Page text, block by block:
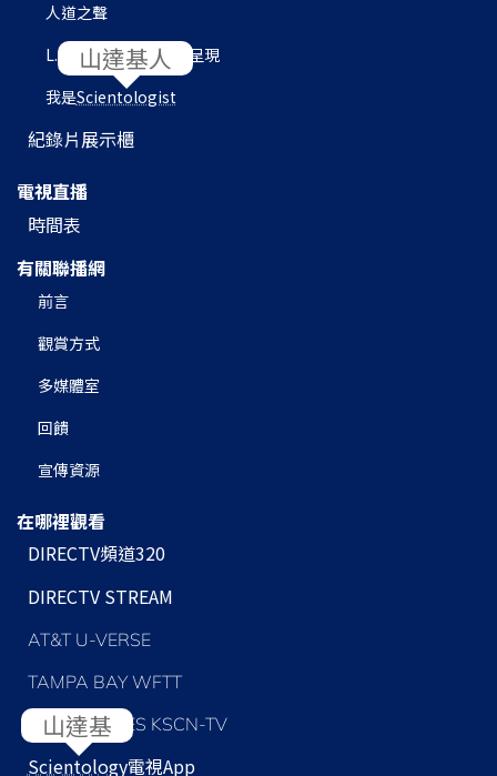
人道之聲
L. 羅恩 賀伯特圖書館呈現
我是Scientologist
紀錄片展示櫃
電視直播
時間表
有關聯播網
前言
觀賞方式
多媒體室
回饋
宣傳資源
在哪裡觀看
DIRECTV頻道320
DIRECTV STREAM
AT&T U-VERSE
TAMPA BAY WFTT
LOS ANGELES KSCN-TV
Scientology電視App